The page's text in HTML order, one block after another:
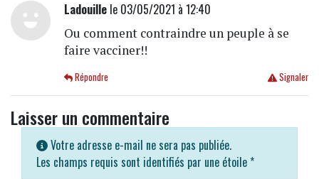
Ladouillele 03/05/2021 à 12:40
Ou comment contraindre un peuple à se
faire vacciner!!
Signaler
Répondre
Laisser un commentaire
Votre adresse e-mail ne sera pas publiée.
Les champs requis sont identifiés par une étoile *